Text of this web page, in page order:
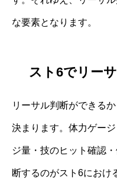
な要素となります。
スト6でリー
リーサル判断ができる
決まります。体力ゲー
ジ量・技のヒット確認
断するのがスト6におけ